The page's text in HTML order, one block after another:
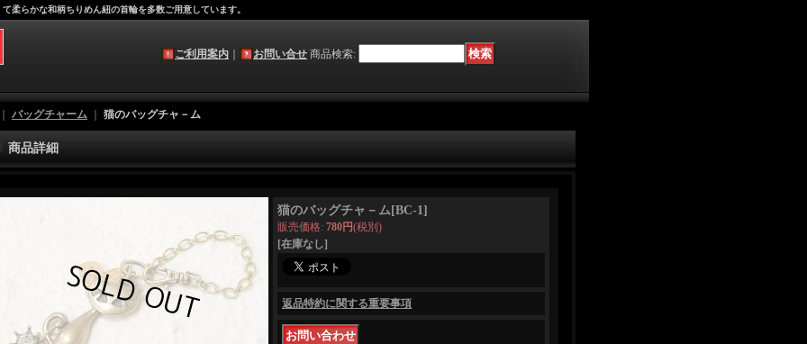
らかな和柄ちりめん紐の首輪を多数ご用意しています。
ご利用案内 お問い合せ 商品検索:
バッグチャーム 猫のバッグチャ－ム
商品詳細
猫のバッグチャ－ム[BC-1]
販売価格: 780円(税別)
[在庫なし]
返品特約に関する重要事項